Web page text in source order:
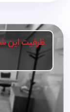
ظرفیت این